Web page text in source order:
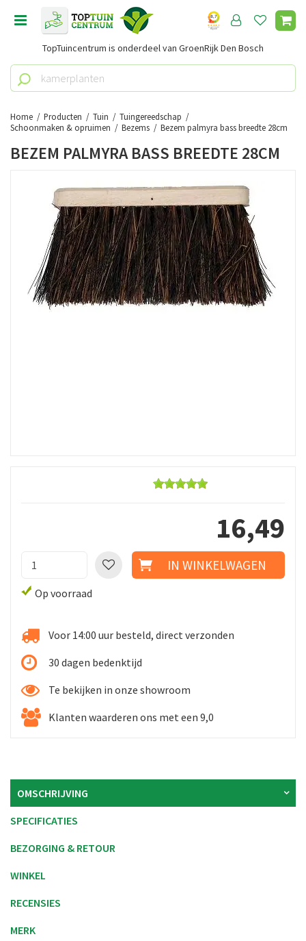
Home Producten Tuin
Tuingereedschap
Schoonmaken & opruimen
Bezems Bezem palmyra bass breedte 28cm
TopTuincentrum is onderdeel van GroenRijk Den Bosch
BEZEM PALMYRA BASS BREEDTE 28CM
16,49
Op voorraad
Voor 14:00 uur besteld, direct verzonden
30 dagen bedenktijd
Te bekijken in onze showroom
Klanten waarderen ons met een 9,0
OMSCHRIJVING
SPECIFICATIES
BEZORGING & RETOUR
WINKEL
RECENSIES
MERK